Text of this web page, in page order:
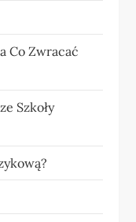
Co Zwracać
Szkoły